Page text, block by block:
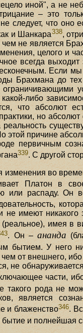
иной", а не
– это
что оно
и Шанкара338,
не является
целого и
всегда
Если
Брахмана до
либо
что абсолют
но
причине
первичным
339. С другой
изменения во
Платон в
или распаду. Он
имеют
(реальное), имея в
. Он –ананда
бытием. У него
от внешнего,
не
части,
такого рода не
является
и блаженство346.
и полнейшая